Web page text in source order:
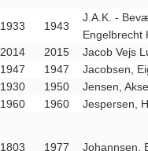
1933 1943
J.A.K. -
Engelbrecht
2014
2015
Jacob Vejs
1947
1947
Jacobsen,
1930
1950
Jensen,
1960
1960 Jespersen,
1803 1977 Johannsen,